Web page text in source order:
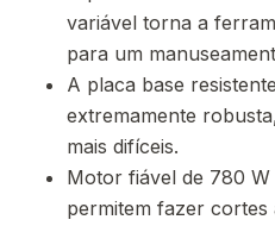
variável torna a
para um
A placa base
extremamente
mais difíceis.
Motor fiável de 780
permitem fazer cortes